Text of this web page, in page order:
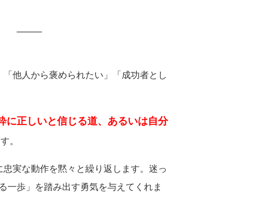
他人から褒められたい」「成功者とし
に正しいと信じる道、あるいは自分
。
実な動作を黙々と繰り返します。迷っ
一歩」を踏み出す勇気を与えてくれま